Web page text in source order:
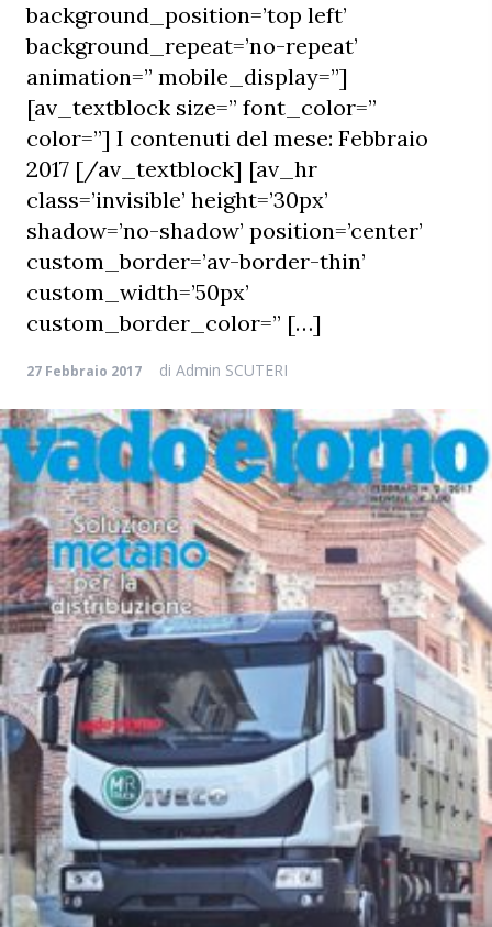
background_position=’top left’
background_repeat=’no-repeat’
animation=” mobile_display=”]
[av_textblock size=” font_color=”
color=”] I contenuti del mese: Febbraio
2017 [/av_textblock] [av_hr
class=’invisible’ height=’30px’
shadow=’no-shadow’ position=’center’
custom_border=’av-border-thin’
custom_width=’50px’
custom_border_color=” […]
27 Febbraio 2017 di Admin SCUTERI